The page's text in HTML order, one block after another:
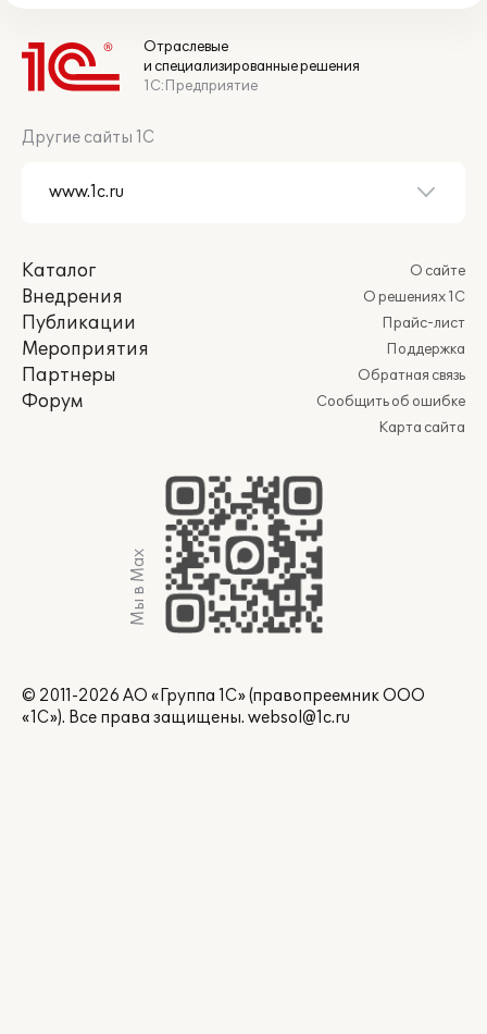
Отраслевые
и специализированные решения
1С:Предприятие
Другие сайты 1С
Каталог
Внедрения
Публикации
Мероприятия
Партнеры
Форум
О сайте
О решениях 1С
Прайс-лист
Поддержка
Обратная связь
Сообщить об ошибке
Карта сайта
Мы в Max
© 2011-2026 АО «Группа 1С» (правопреемник ООО
«1С»). Все права защищены. websol@1c.ru